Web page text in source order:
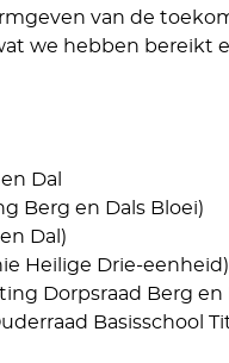
van de
we hebben bereikt
Dal
Berg en Dals Bloei)
Dal)
Heilige Drie-eenheid)
Dorpsraad Berg
Basisschool